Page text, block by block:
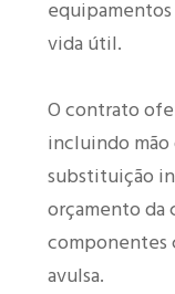
vida útil.
O contrato
incluindo
substituição
orçamento da
componentes
avulsa.